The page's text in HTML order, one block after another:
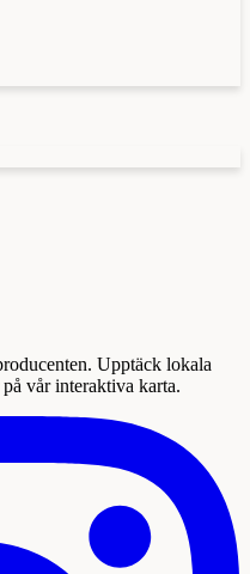
Upptäck lokala
vår interaktiva karta.